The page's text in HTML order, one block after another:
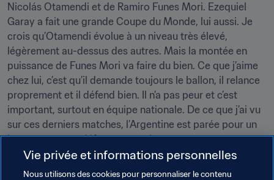
Nicolás Otamendi et de Ramiro Funes Mori. Ezequiel
Garay a fait une grande Coupe du Monde, lui aussi. Je
crois qu’Otamendi évolue à un niveau très élevé,
légèrement au-dessus des autres. Mais la montée en
puissance de Funes Mori va faire du bien. Ce que j’aime
chez lui, c’est qu’il demande toujours le ballon, il relance
proprement et il défend bien. Il n’a pas peur et c’est
important, surtout en équipe nationale. De ce que j’ai vu
sur ces derniers matches, l’Argentine est parée pour un
bon moment en défense centrale.
L’Argentine va-t-elle se qualifier pour Russie 2018 ?
Vie privée et informations personnelles
Nous utilisons des cookies pour personnaliser le contenu